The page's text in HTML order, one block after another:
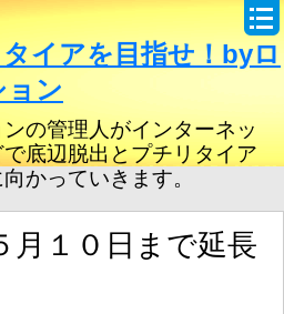
イアを目指せ！byロ
ョン
の管理人がインターネッ
底辺脱出とプチリタイア
かっていきます。
月１０日まで延長